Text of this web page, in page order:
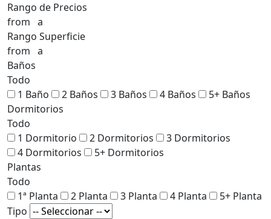
Rango de Precios
from a
Rango Superficie
from a
Baños
Todo
1 Baño
2 Baños 3 Baños 4 Baños
5+ Baños
Dormitorios
Todo
1 Dormitorio
2 Dormitorios
3 Dormitorios
4 Dormitorios
5+ Dormitorios
Plantas
Todo
1ª Planta
2 Planta 3 Planta 4 Planta
5+ Planta
Tipo